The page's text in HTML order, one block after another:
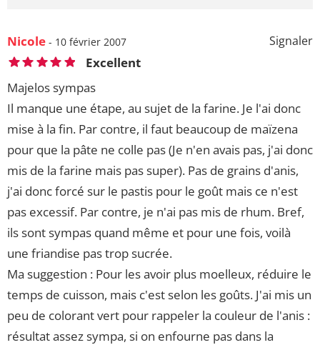
Signaler
Nicole - 10 février 2007
Excellent
Majelos sympas
Il manque une étape, au sujet de la farine. Je l'ai donc
mise à la fin. Par contre, il faut beaucoup de maïzena
pour que la pâte ne colle pas (Je n'en avais pas, j'ai donc
mis de la farine mais pas super). Pas de grains d'anis,
j'ai donc forcé sur le pastis pour le goût mais ce n'est
pas excessif. Par contre, je n'ai pas mis de rhum. Bref,
ils sont sympas quand même et pour une fois, voilà
une friandise pas trop sucrée.
Ma suggestion : Pour les avoir plus moelleux, réduire le
temps de cuisson, mais c'est selon les goûts. J'ai mis un
peu de colorant vert pour rappeler la couleur de l'anis :
résultat assez sympa, si on enfourne pas dans la